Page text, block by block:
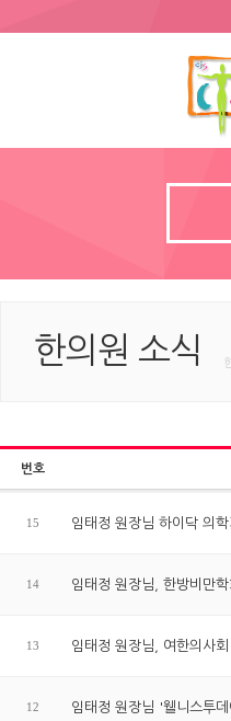
한의원 소식
번호
15 임태정 원장님 하이닥 의
14 임태정 원장님, 한방비만
13 임태정 원장님, 여한의사
12 임태정 원장님 '웰니스투